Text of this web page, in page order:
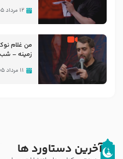
۱۲ مرداد ۱۴۰۵
من غلام
۱۱ مرداد ۱۴۰۵
آخرین دستاورد ها